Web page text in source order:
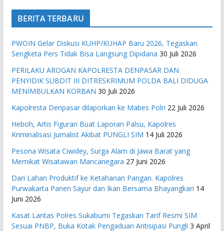
BERITA TERBARU
PWOIN Gelar Diskusi KUHP/KUHAP Baru 2026, Tegaskan
Sengketa Pers Tidak Bisa Langsung Dipidana 30 Juli 2026
PERILAKU AROGAN KAPOLRESTA DENPASAR DAN
PENYIDIK SUBDIT III DITRESKRIMUM POLDA BALI DIDUGA
MENIMBULKAN KORBAN 30 Juli 2026
Kapolresta Denpasar dilaporkan ke Mabes Polri 22 Juli 2026
Heboh, Artis Figuran Buat Laporan Palsu, Kapolres
Kriminalisasi Jurnalist Akibat PUNGLI SIM 14 Juli 2026
Pesona Wisata Ciwidey, Surga Alam di Jawa Barat yang
Memikat Wisatawan Mancanegara 27 Juni 2026
Dari Lahan Produktif ke Ketahanan Pangan. Kapolres
Purwakarta Panen Sayur dan Ikan Bersama Bhayangkari 14
Juni 2026
Kasat Lantas Polres Sukabumi Tegaskan Tarif Resmi SIM
Sesuai PNBP, Buka Kotak Pengaduan Antisipasi Pungli 3 April